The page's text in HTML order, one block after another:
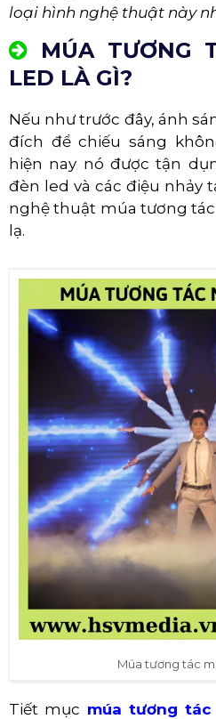
loại hình nghệ thuật này
MÚA TƯƠNG
LED LÀ GÌ?
Nếu như trước đây, ánh
đích để chiếu sáng
hiện nay nó được tận
đèn led và các điệu nhảy
nghệ thuật múa tương
lạ.
Múa tương tác
Tiết mục múa tương tác